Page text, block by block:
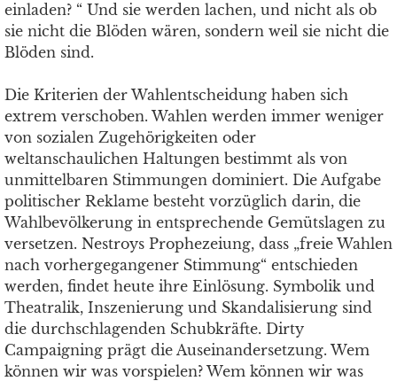
einladen? “ Und sie werden lachen, und nicht als ob
sie nicht die Blöden wären, sondern weil sie nicht die
Blöden sind.
Die Kriterien der Wahlentscheidung haben sich
extrem verschoben. Wahlen werden immer weniger
von sozialen Zugehörigkeiten oder
weltanschaulichen Haltungen bestimmt als von
unmittelbaren Stimmungen dominiert. Die Aufgabe
politischer Reklame besteht vorzüglich darin, die
Wahlbevölkerung in entsprechende Gemütslagen zu
versetzen. Nestroys Prophezeiung, dass „freie Wahlen
nach vorhergegangener Stimmung“ entschieden
werden, findet heute ihre Einlösung. Symbolik und
Theatralik, Inszenierung und Skandalisierung sind
die durchschlagenden Schubkräfte. Dirty
Campaigning prägt die Auseinandersetzung. Wem
können wir was vorspielen? Wem können wir was